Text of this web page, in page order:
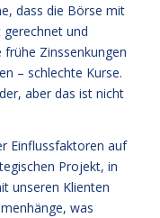
dass die Börse mit
und
Zinssenkungen
– schlechte Kurse.
aber das ist nicht
Einflussfaktoren auf
Projekt, in
unseren Klienten
was